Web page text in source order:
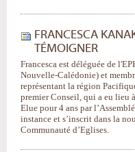
FRANCESCA
TÉMOIGNER
Francesca est déléguée de
Nouvelle-Calédonie) et
représentant la région
premier Conseil, qui a eu lieu
Elue pour 4 ans par
instance et s’inscrit dans la
Communauté d’Eglises.